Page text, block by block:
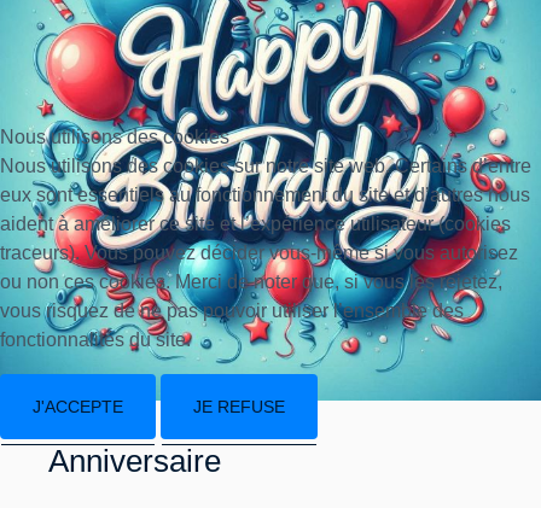
Anniversaire
Nous utilisons des cookies
Nous utilisons des cookies sur notre site web. Certains d’entre
eux sont essentiels au fonctionnement du site et d’autres nous
aident à améliorer ce site et l’expérience utilisateur (cookies
traceurs). Vous pouvez décider vous-même si vous autorisez
ou non ces cookies. Merci de noter que, si vous les rejetez,
vous risquez de ne pas pouvoir utiliser l’ensemble des
fonctionnalités du site.
J'ACCEPTE JE REFUSE